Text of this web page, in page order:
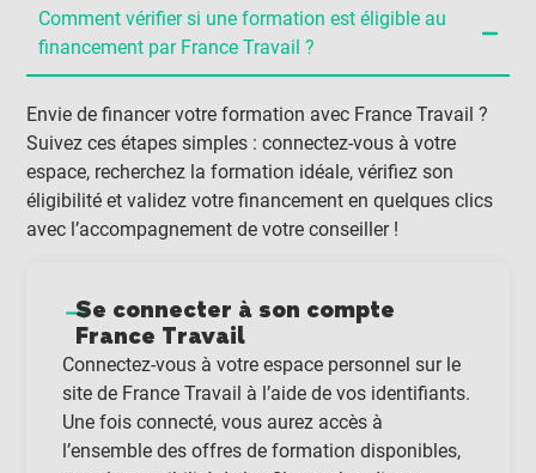
Comment vérifier si une formation est éligible au
financement par France Travail ?
Envie de financer votre formation avec France Travail ?
Suivez ces étapes simples : connectez-vous à votre
espace, recherchez la formation idéale, vérifiez son
éligibilité et validez votre financement en quelques clics
avec l’accompagnement de votre conseiller !
Se connecter à son compte
France Travail
Connectez-vous à votre espace personnel sur le
site de France Travail à l’aide de vos identifiants.
Une fois connecté, vous aurez accès à
l’ensemble des offres de formation disponibles,